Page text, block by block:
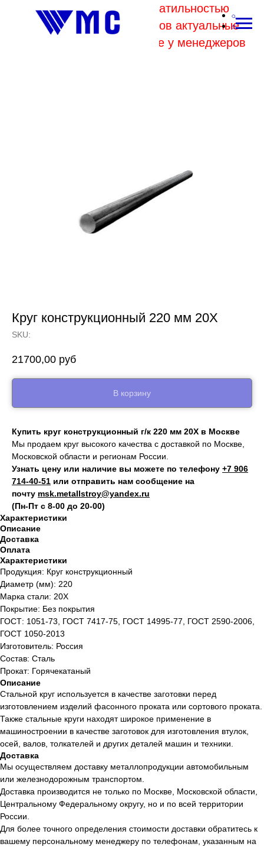
В связи с высокой волатильностью
отпускных цен комбинатов актуальные
цены на металл уточняйте у менеджеров
Круг конструкционный 220 мм 20Х
SKU:
21700,00 руб
В корзину
Купить круг конструкционный г/к 220 мм 20Х в Москве
Мы продаем круг высокого качества с доставкой по Москве,
Московской области и регионам России.
Узнать цену или наличие вы можете по телефону +7 906
714‑40-51 или отправить нам сообщение на
почту msk.metallstroy@yandex.ru
(Пн-Пт с 8-00 до 20-00)
Характеристики
Описание
Доставка
Оплата
Характеристики
Продукция: Круг конструкционный
Диаметр (мм): 220
Марка стали: 20Х
Покрытие: Без покрытия
ГОСТ: 1051-73, ГОСТ 7417-75, ГОСТ 14995-77, ГОСТ 2590-2006,
ГОСТ 1050-2013
Изготовитель: Россия
Состав: Сталь
Прокат: Горячекатаный
Описание
Стальной круг используется в качестве заготовки перед
изготовлением изделий фасонного проката или сортового проката.
Также стальные круги находят широкое применение в
машиностроении в качестве заготовок для изготовления втулок,
осей, валов, толкателей и других деталей машин и техники.
Доставка
Мы осуществляем доставку металлопродукции автомобильным
или железнодорожным транспортом.
Доставка производится не только по Москве, Московской области,
Центральному Федеральному округу, но и по всей территории
России.
Для более точного определения стоимости доставки обратитесь к
вашему персональному менеджеру по телефонам, указанным на